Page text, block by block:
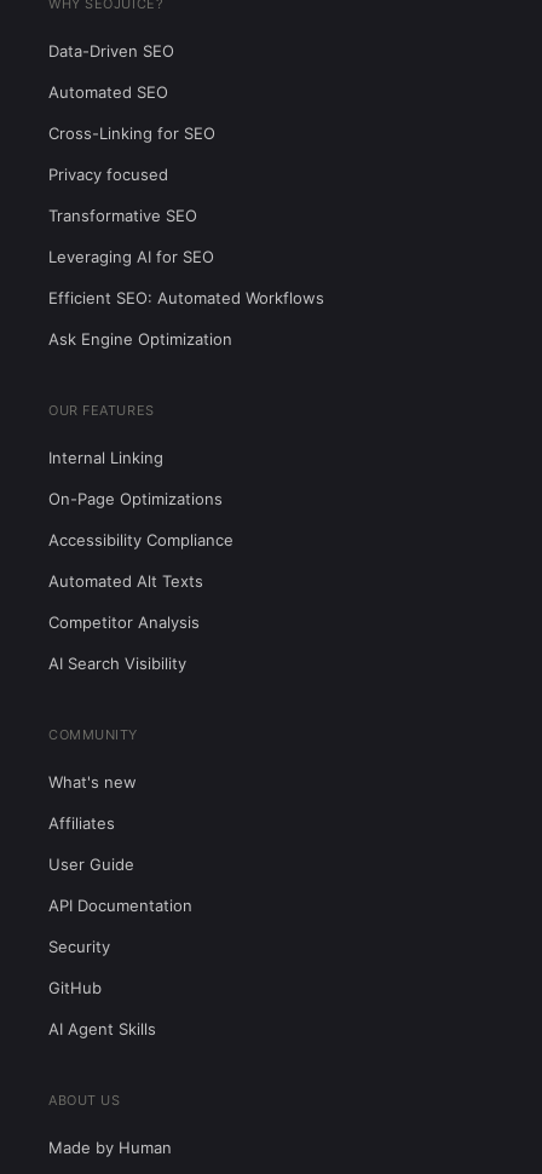
WHY SEOJUICE?
Data-Driven SEO
Automated SEO
Cross-Linking for SEO
Privacy focused
Transformative SEO
Leveraging AI for SEO
Efficient SEO: Automated Workflows
Ask Engine Optimization
OUR FEATURES
Internal Linking
On-Page Optimizations
Accessibility Compliance
Automated Alt Texts
Competitor Analysis
AI Search Visibility
COMMUNITY
What's new
Affiliates
User Guide
API Documentation
Security
GitHub
AI Agent Skills
ABOUT US
Made by Human